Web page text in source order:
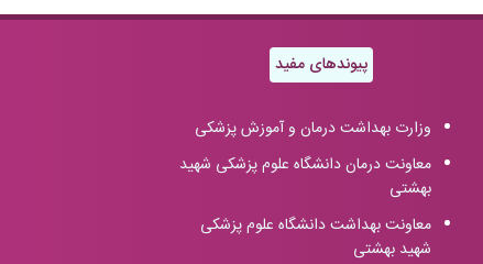
پیوندهای مفید
وزارت بهداشت درمان و آموزش پزشکی
معاونت درمان دانشگاه علوم پزشکی شهید
بهشتی
معاونت بهداشت دانشگاه علوم پزشکی
شهید بهشتی